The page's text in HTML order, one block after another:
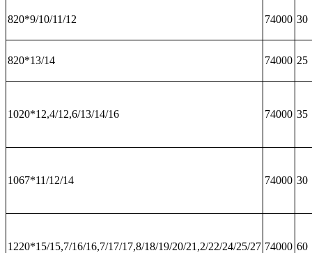
820*9/10/11/12 74000 30
820*13/14 74000 25
1020*12,4/12,6/13/14/16 74000 35
1067*11/12/14 74000 30
1220*15/15,7/16/16,7/17/17,8/18/19/20/21,2/22/24/25/27 74000 60